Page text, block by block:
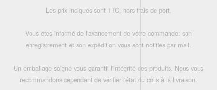
Les prix indiqués sont TTC, hors frais de port,
Vous êtes informé de l'avancement de votre commande: son
enregistrement et son expédition vous sont notifiés par mail.
Un emballage soigné vous garantit l'intégrité des produits. Nous vous
recommandons cependant de vérifier l'état du colis à la livraison.